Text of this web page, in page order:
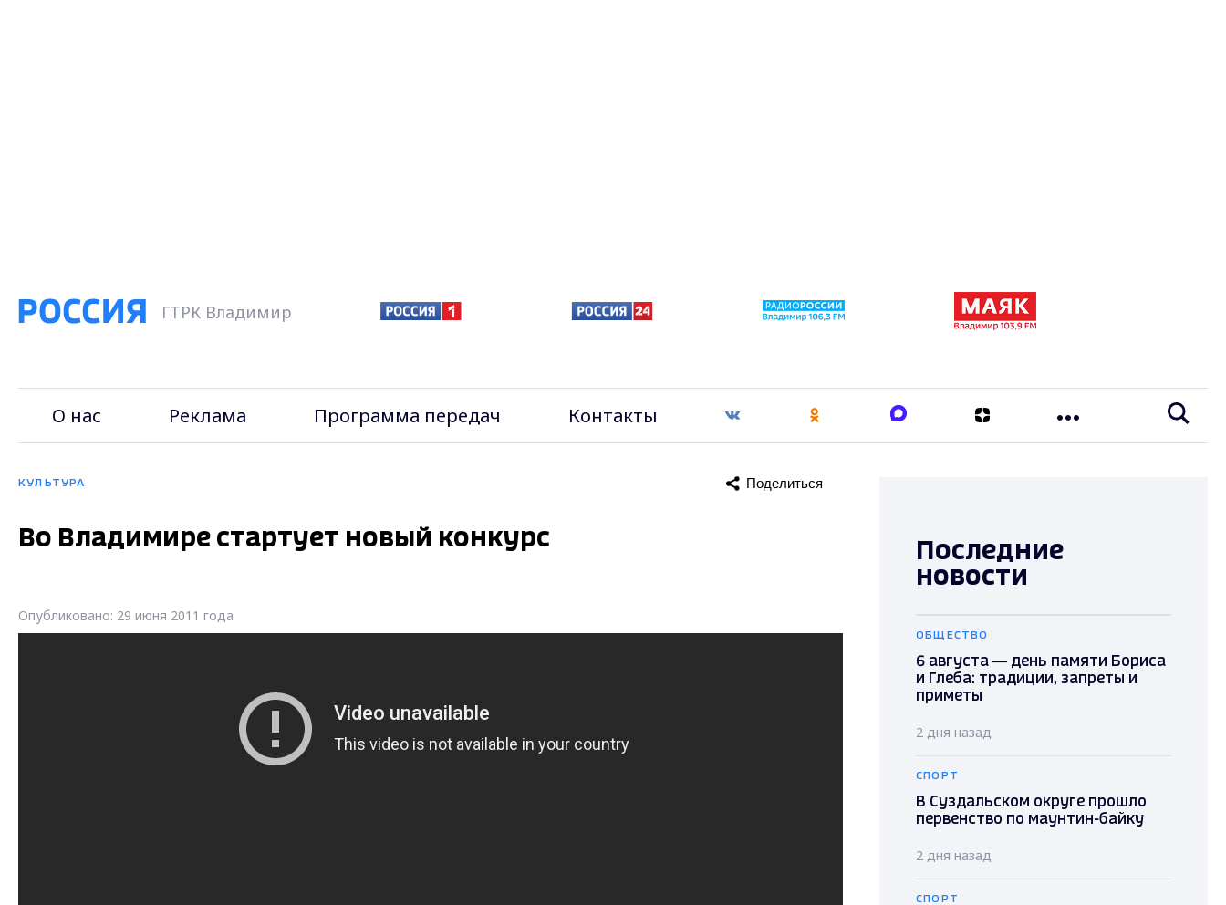
ГТРК Владимир
О нас Реклама Программа передач Контакты
КУЛЬТУРА Поделиться
Во Владимире стартует новый конкурс
Опубликовано: 29 июня 2011 года
Последние
новости
ОБЩЕСТВО
6 августа — день памяти Бориса
и Глеба: традиции, запреты и
приметы
2 дня назад
СПОРТ
В Суздальском округе прошло
первенство по маунтин-байку
2 дня назад
СПОРТ